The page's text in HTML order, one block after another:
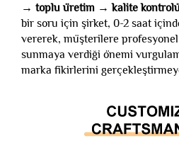
→ toplu üretim → kalite
bir soru için şirket, 0-2 saat
vererek, müşterilere
sunmaya verdiği önemi
marka fikirlerini